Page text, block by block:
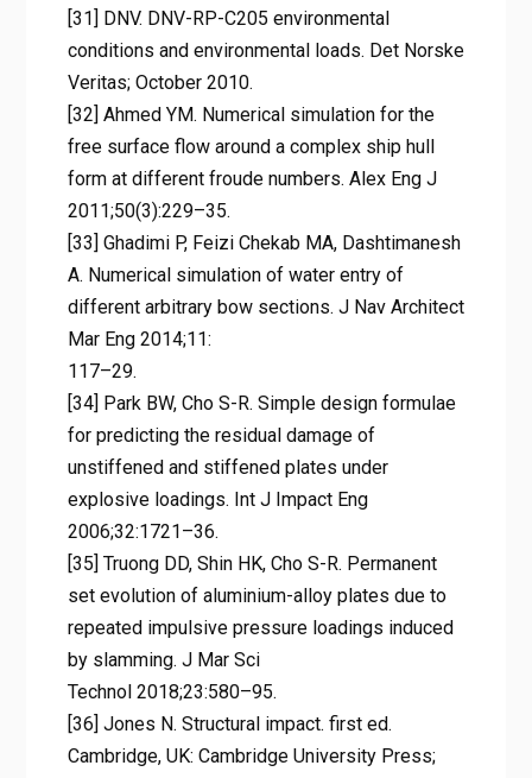
[31] DNV. DNV-RP-C205 environmental
conditions and environmental loads. Det Norske
Veritas; October 2010.
[32] Ahmed YM. Numerical simulation for the
free surface flow around a complex ship hull
form at different froude numbers. Alex Eng J
2011;50(3):229–35.
[33] Ghadimi P, Feizi Chekab MA, Dashtimanesh
A. Numerical simulation of water entry of
different arbitrary bow sections. J Nav Architect
Mar Eng 2014;11:
117–29.
[34] Park BW, Cho S-R. Simple design formulae
for predicting the residual damage of
unstiffened and stiffened plates under
explosive loadings. Int J Impact Eng
2006;32:1721–36.
[35] Truong DD, Shin HK, Cho S-R. Permanent
set evolution of aluminium-alloy plates due to
repeated impulsive pressure loadings induced
by slamming. J Mar Sci
Technol 2018;23:580–95.
[36] Jones N. Structural impact. first ed.
Cambridge, UK: Cambridge University Press;